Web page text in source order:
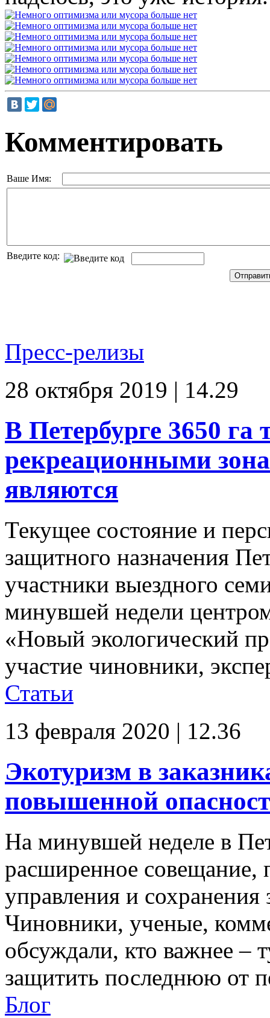
Комментировать
Ваше Имя:
Введите код:
Пресс-релизы
28 октября 2019 | 14.29
В Петербурге 3650 га
рекреационными
являются
Текущее состояние и
защитного назначения
участники выездного
минувшей недели
«Новый экологический
участие чиновники,
Статьи
13 февраля 2020 | 12.36
Экотуризм в
повышенной
На минувшей неделе в
расширенное совещание,
управления и сохранения
Чиновники, ученые,
обсуждали, кто важнее –
защитить последнюю от
Блог